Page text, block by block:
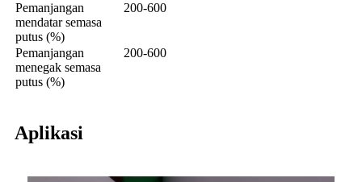
Pemanjangan
mendatar semasa
putus (%)
200-600
Pemanjangan
menegak semasa
putus (%)
200-600
Aplikasi